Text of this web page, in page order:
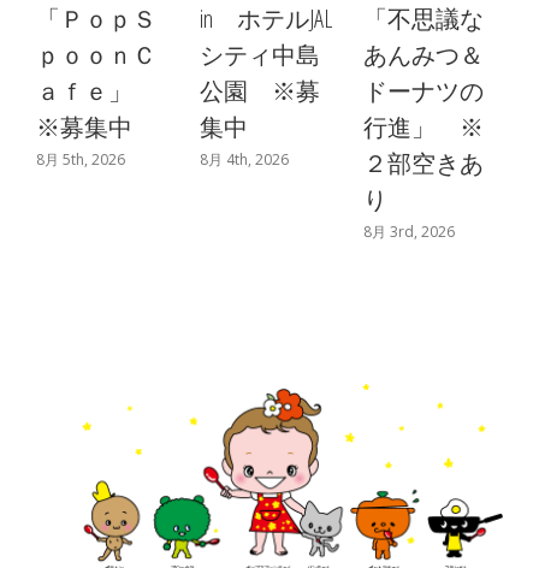
「ＰｏｐＳ
ｐｏｏｎＣ
ａｆｅ」
※募集中
8月 5th, 2026
in ホテルJAL
シティ中島
公園 ※募
集中
8月 4th, 2026
「不思議な
あんみつ＆
ドーナツの
行進」 ※
２部空きあ
り
8月 3rd, 2026